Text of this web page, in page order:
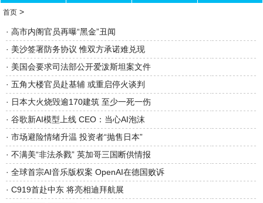
首页 >
· 高市内阁官员再曝“黑金”丑闻
· 美沙签署防务协议 惟双方承诺难兑现
· 美国会要求司法部公开爱泼斯坦案文件
· 五角大楼官员赴基辅 或重启停火谈判
· 日本大火烧毁逾170建筑 至少一死一伤
· 谷歌新AI模型上线 CEO：当心AI泡沫
· 市场避险情绪升温 投资者“抛售日本”
· 不满美“非法杀戮” 英加哥三国断供情报
· 全球首宗AI音乐版权案 OpenAI在德国败诉
· C919首赴中东 将亮相迪拜航展